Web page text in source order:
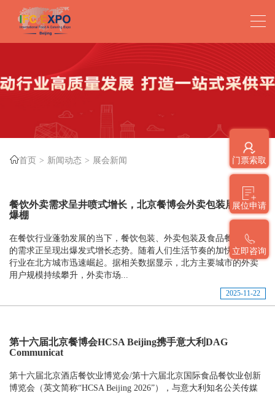
门票索取
展位申请
立即咨询
首页 新闻动态 展会新闻
餐饮外卖需求呈井喷式增长，北京餐博会外卖包装展区热度
爆棚
在餐饮行业蓬勃发展的当下，餐饮包装、外卖包装及食品餐饮包装
的需求正呈现出爆发式增长态势。随着人们生活节奏的加快，外卖
行业在北方城市迅速崛起。据相关数据显示，北方主要城市的外卖
用户规模持续攀升，外卖市场...
2025-11-22
第十六届北京餐博会HCSA Beijing携手意大利DAG
Communicat
第十六届北京酒店餐饮业博览会/第十六届北京国际食品餐饮业创新
博览会（英文简称“HCSA Beijing 2026”），与意大利知名公关传媒